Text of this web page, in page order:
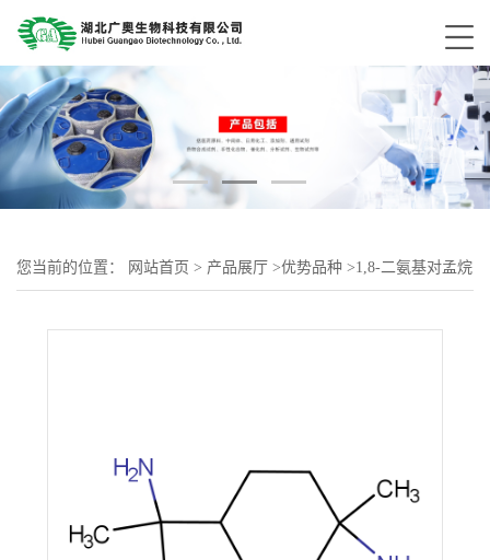
您当前的位置： 网站首页 > 产品展厅 >优势品种 >1,8-二氨基对孟烷